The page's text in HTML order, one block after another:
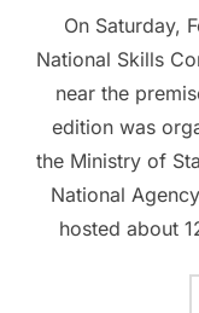
On Saturday,
National Skills
near the
edition was
the Ministry of
National
hosted about